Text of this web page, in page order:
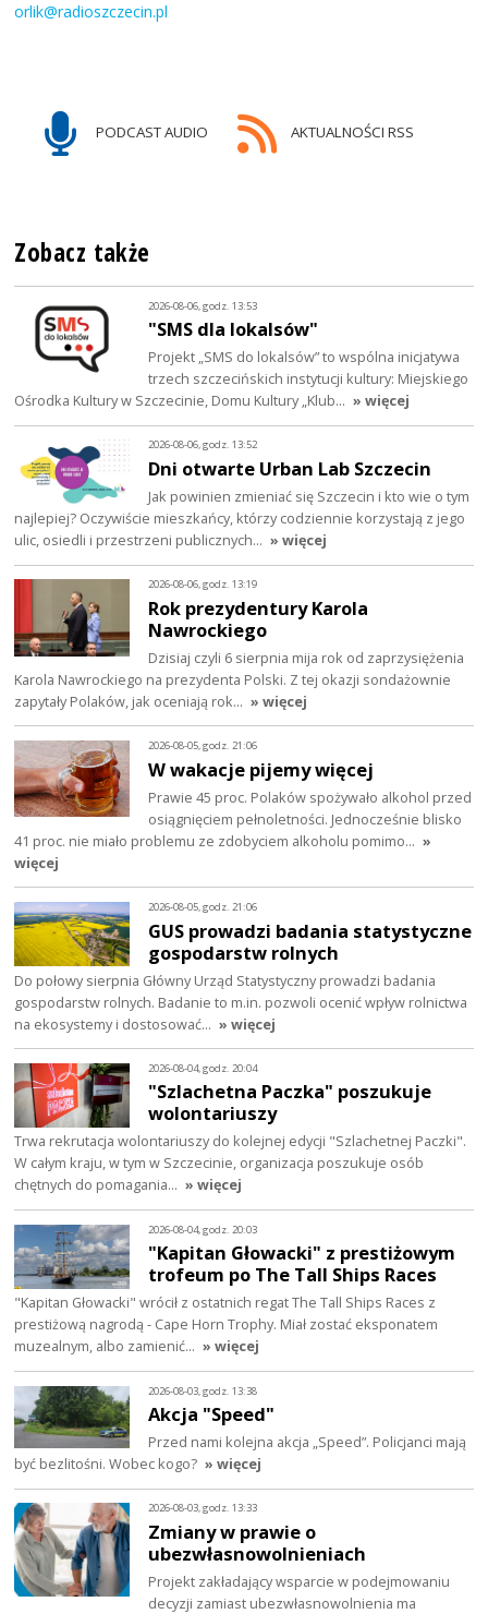
orlik@radioszczecin.pl
PODCAST AUDIO AKTUALNOŚCI RSS
Zobacz także
2026-08-06, godz. 13:53
"SMS dla lokalsów"
Projekt „SMS do lokalsów” to wspólna inicjatywa
trzech szczecińskich instytucji kultury: Miejskiego
Ośrodka Kultury w Szczecinie, Domu Kultury „Klub… » więcej
2026-08-06, godz. 13:52
Dni otwarte Urban Lab Szczecin
Jak powinien zmieniać się Szczecin i kto wie o tym
najlepiej? Oczywiście mieszkańcy, którzy codziennie korzystają z jego
ulic, osiedli i przestrzeni publicznych… » więcej
2026-08-06, godz. 13:19
Rok prezydentury Karola
Nawrockiego
Dzisiaj czyli 6 sierpnia mija rok od zaprzysiężenia
Karola Nawrockiego na prezydenta Polski. Z tej okazji sondażownie
zapytały Polaków, jak oceniają rok… » więcej
2026-08-05, godz. 21:06
W wakacje pijemy więcej
Prawie 45 proc. Polaków spożywało alkohol przed
osiągnięciem pełnoletności. Jednocześnie blisko
41 proc. nie miało problemu ze zdobyciem alkoholu pomimo… »
więcej
2026-08-05, godz. 21:06
GUS prowadzi badania statystyczne
gospodarstw rolnych
Do połowy sierpnia Główny Urząd Statystyczny prowadzi badania
gospodarstw rolnych. Badanie to m.in. pozwoli ocenić wpływ rolnictwa
na ekosystemy i dostosować… » więcej
2026-08-04, godz. 20:04
"Szlachetna Paczka" poszukuje
wolontariuszy
Trwa rekrutacja wolontariuszy do kolejnej edycji "Szlachetnej Paczki".
W całym kraju, w tym w Szczecinie, organizacja poszukuje osób
chętnych do pomagania… » więcej
2026-08-04, godz. 20:03
"Kapitan Głowacki" z prestiżowym
trofeum po The Tall Ships Races
"Kapitan Głowacki" wrócił z ostatnich regat The Tall Ships Races z
prestiżową nagrodą - Cape Horn Trophy. Miał zostać eksponatem
muzealnym, albo zamienić… » więcej
2026-08-03, godz. 13:38
Akcja "Speed"
Przed nami kolejna akcja „Speed”. Policjanci mają
być bezlitośni. Wobec kogo? » więcej
2026-08-03, godz. 13:33
Zmiany w prawie o
ubezwłasnowolnieniach
Projekt zakładający wsparcie w podejmowaniu
decyzji zamiast ubezwłasnowolnienia ma